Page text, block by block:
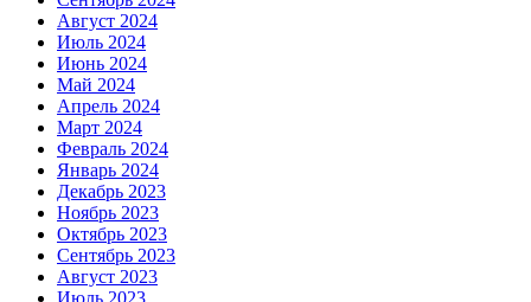
Август 2024
Июль 2024
Июнь 2024
Май 2024
Апрель 2024
Март 2024
Февраль 2024
Январь 2024
Декабрь 2023
Ноябрь 2023
Октябрь 2023
Сентябрь 2023
Август 2023
Июль 2023